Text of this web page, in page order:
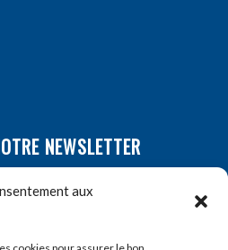
aux
NEWSLETTER